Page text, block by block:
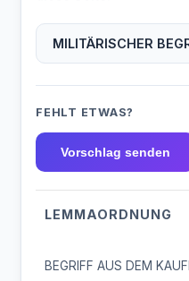
MILITÄRISCHER
FEHLT ETWAS?
Vorschlag senden
LEMMAORDNUNG
BEGRIFF AUS DEM